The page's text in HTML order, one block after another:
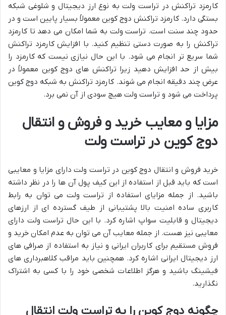
کارمزد تراکنش در تراست ولت به نوع ارز دیجیتال و شلوغی شبکه
بستگی دارد. کارمزد تراکنش دوج کوین معمولاً بسیار پایین است و در
حدود چند سنت است. تراست ولت به شما امکان می دهد تا کارمزد
تراکنش را به صورت دستی تنظیم کنید. با افزایش کارمزد تراکنش
شما سریع تر انجام می شود. با این حال نیازی نیست که کارمزد را
بیش از حد افزایش دهید زیرا تراکنش های دوج کوین معمولاً در
عرض چند دقیقه انجام می شوند. کارمزد تراکنش به شبکه دوج کوین
پرداخت می شود و تراست ولت هیچ سودی از آن نمی برد.
مزایا و معایب خرید و فروش و انتقال
دوج کوین در تراست ولت
خرید فروش و انتقال دوج کوین در تراست ولت دارای مزایا و معایبی
است که باید قبل از استفاده از این کیف پول آن ها را در نظر داشته
باشید. از جمله مزایای استفاده از تراست ولت می توان به رابط
کاربری ساده امنیت بالا پشتیبانی از طیف گسترده ای از ارزهای
دیجیتال و قابلیت سواپ اشاره کرد. با این حال تراست ولت دارای
معایبی نیز هست. از جمله معایب آن می توان به عدم امکان خرید و
فروش مستقیم برای کاربران ایرانی و نیاز به استفاده از صرافی های
ارز دیجیتال ایرانی اشاره کرد. همچنین باید مراقب کلاهبرداری های
فیشینگ باشید و هرگز اطلاعات شخصی خود را با کسی به اشتراک
نگذارید.
چگونه دوج کوین را به تراست ولت انتقال